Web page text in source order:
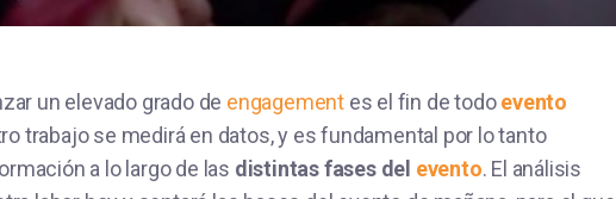
un elevado grado de engagement es el fin de todoevento
trabajo se medirá en datos, y es fundamental por lo tanto
a lo largo de las distintas fases del evento. El análisis